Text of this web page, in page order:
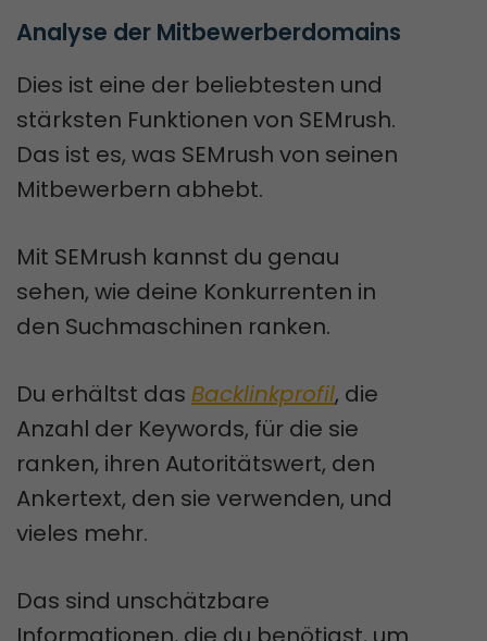
Analyse der Mitbewerberdomains
Dies ist eine der beliebtesten und
stärksten Funktionen von SEMrush.
Das ist es, was SEMrush von seinen
Mitbewerbern abhebt.
Mit SEMrush kannst du genau
sehen, wie deine Konkurrenten in
den Suchmaschinen ranken.
Du erhältst das Backlinkprofil, die
Anzahl der Keywords, für die sie
ranken, ihren Autoritätswert, den
Ankertext, den sie verwenden, und
vieles mehr.
Das sind unschätzbare